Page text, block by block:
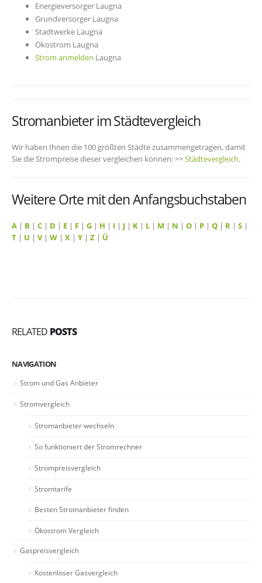
Energieversorger Laugna
Grundversorger Laugna
Stadtwerke Laugna
Ökostrom Laugna
Strom anmelden Laugna
Stromanbieter im Städtevergleich
Wir haben Ihnen die 100 größten Städte zusammengetragen, damit
Sie die Strompreise dieser vergleichen können: >>Städtevergleich.
Weitere Orte mit den Anfangsbuchstaben
A | B | C | D | E | F | G | H | I | J | K | L | M | N | O | P | Q | R | S |
T | U | V| W | X | Y | Z | Ü
RELATED POSTS
NAVIGATION
Strom und Gas Anbieter
Stromvergleich
Stromanbieter wechseln
So funktioniert der Stromrechner
Strompreisvergleich
Stromtarife
Besten Stromanbieter finden
Ökostrom Vergleich
Gaspreisvergleich
Kostenloser Gasvergleich